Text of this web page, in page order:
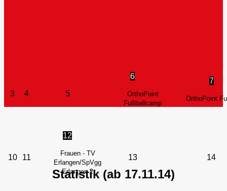
3 4 5
6
OrthoPoint
Fußballcamp
7
OrthoPoint
10 11
12
Frauen - TV
Erlangen/SpVgg
Erlangen 2
13 14
Statistik (ab 17.11.14)